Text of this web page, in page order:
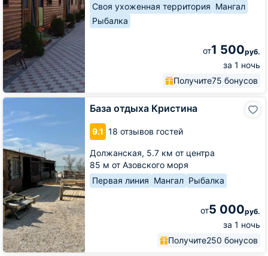
Своя ухоженная территория Мангал
Рыбалка
от1 500руб.
за 1 ночь
Получите75 бонусов
База отдыха Кристина
9.1 18 отзывов гостей
Должанская, 5.7 км от центра
85 м от Азовского моря
Первая линия Мангал Рыбалка
от5 000руб.
за 1 ночь
Получите250 бонусов
База
отдыха
Кристина